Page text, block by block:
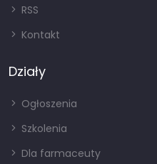
RSS
Kontakt
Działy
Ogłoszenia
Szkolenia
Dla farmaceuty